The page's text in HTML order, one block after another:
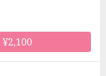
¥2,100